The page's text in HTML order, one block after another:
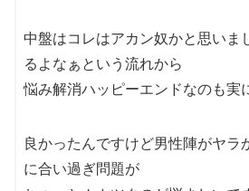
中盤はコレはアカン奴かと思いま
るよなぁという流れから
悩み解消ハッピーエンドなのも実
良かったんですけど男性陣がヤラ
に合い過ぎ問題が